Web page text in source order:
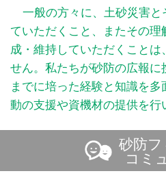
一般の方々に、土砂災害
ていただくこと、またその
成・維持していただくこと
せん。私たちが砂防の広報
までに培った経験と知識を
動の支援や資機材の提供を行
砂防
コミ